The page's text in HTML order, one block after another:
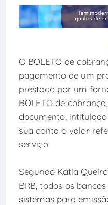
O BOLETO de
pagamento de um
prestado por um
BOLETO de
documento, intitulado
sua conta o valor
serviço.
Segundo Kátia
BRB, todos os
sistemas para